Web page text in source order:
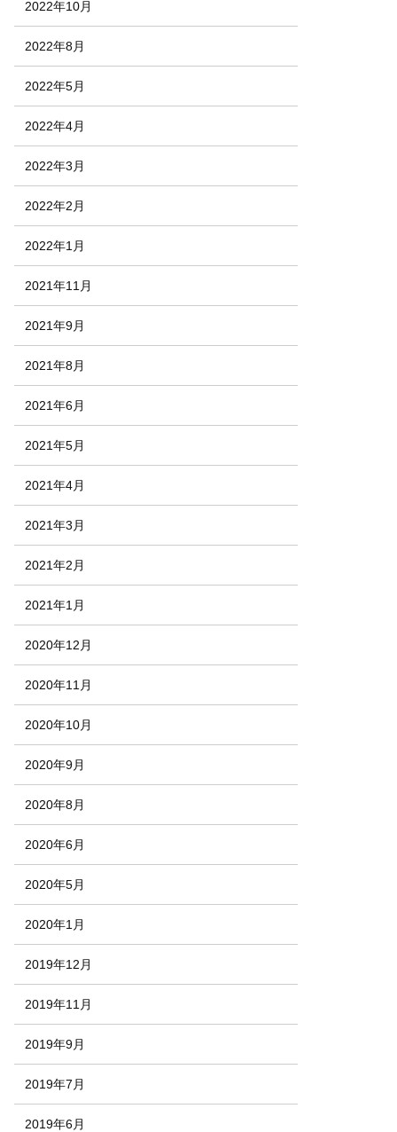
2022年10月
2022年8月
2022年5月
2022年4月
2022年3月
2022年2月
2022年1月
2021年11月
2021年9月
2021年8月
2021年6月
2021年5月
2021年4月
2021年3月
2021年2月
2021年1月
2020年12月
2020年11月
2020年10月
2020年9月
2020年8月
2020年6月
2020年5月
2020年1月
2019年12月
2019年11月
2019年9月
2019年7月
2019年6月